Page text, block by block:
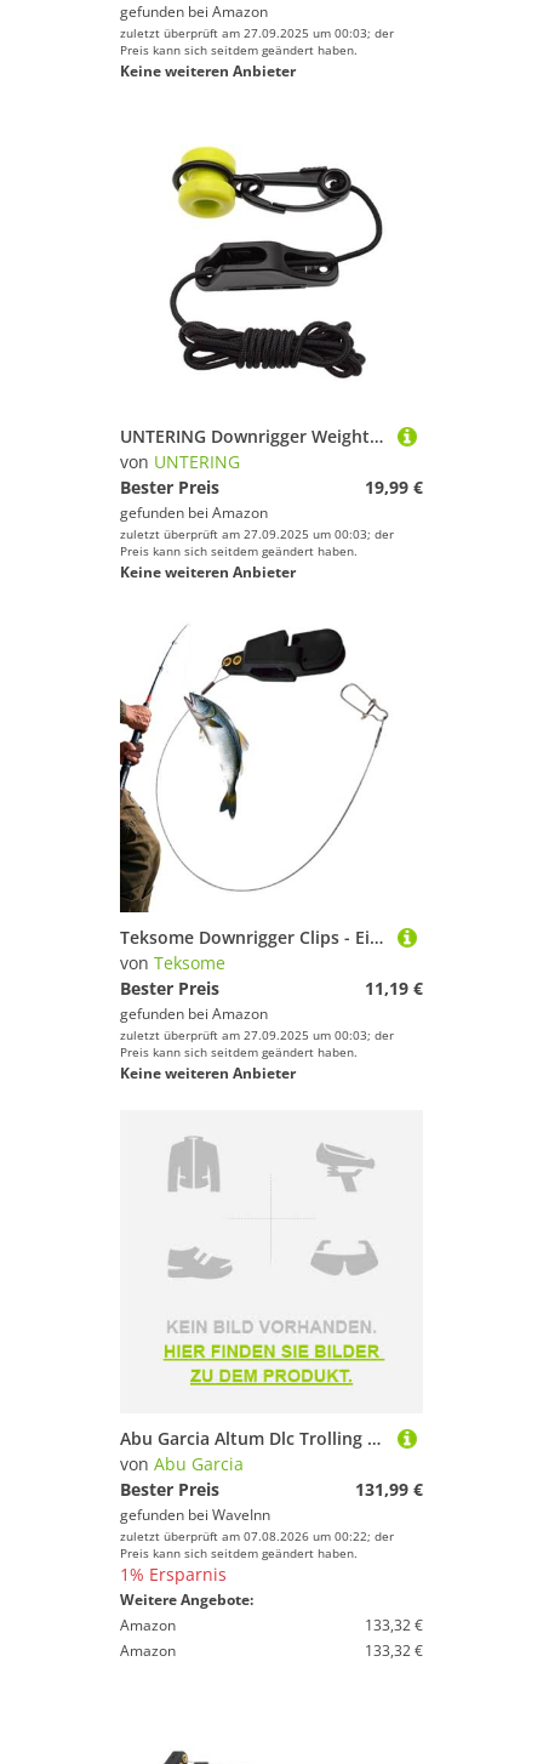
gefunden bei Amazon
zuletzt überprüft am 27.09.2025 um 00:03; der
Preis kann sich seitdem geändert haben.
Keine weiteren Anbieter
UNTERING Downrigger Weight Retriever für Schlepp- und Meeresangeln, Downrigger-Zubehör mit Schnapp-Fairlead Cleat und 213,4 cm Kordel-Angel-Gewichtsmanagement-Werkzeug
von UNTERING
Bester Preis
19,99 €
gefunden bei Amazon
zuletzt überprüft am 27.09.2025 um 00:03; der
Preis kann sich seitdem geändert haben.
Keine weiteren Anbieter
Teksome Downrigger Clips - Einstellbare Ausrüstung | Angel Downrigger Schnur-Auslöser | Für Offshore Dünge Frischwasser Salzwasser Angeln
von Teksome
Bester Preis
11,19 €
gefunden bei Amazon
zuletzt überprüft am 27.09.2025 um 00:03; der
Preis kann sich seitdem geändert haben.
Keine weiteren Anbieter
Abu Garcia Altum Dlc Trolling Reel Mehrfarbig 20
von Abu Garcia
Bester Preis
131,99 €
gefunden bei WaveInn
zuletzt überprüft am 07.08.2026 um 00:22; der
Preis kann sich seitdem geändert haben.
1% Ersparnis
Weitere Angebote:
Amazon
133,32 €
Amazon
133,32 €